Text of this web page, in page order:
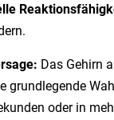
Das Gehirn
grundlegende
oder in